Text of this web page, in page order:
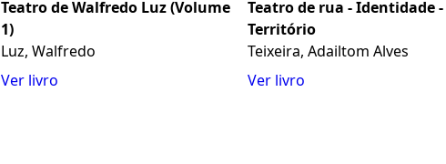
Teatro de Walfredo Luz (Volume
1)
Luz, Walfredo
Ver livro
Teatro de rua - Identidade -
Território
Teixeira, Adailtom Alves
Ver livro